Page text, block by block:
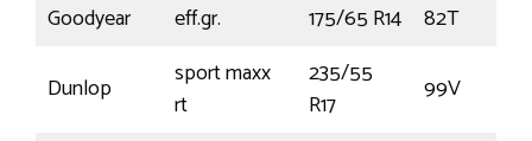
Goodyear
eff.gr. 175/65 R14
82T
Dunlop
sport maxx
rt
235/55
R17
99V